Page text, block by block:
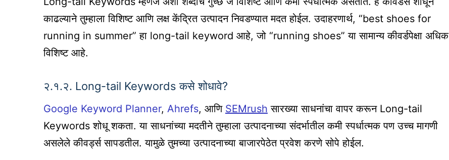
काढल्याने तुम्हाला विशिष्ट आणि लक्ष केंद्रित उत्पादन निवडण्यात मदत होईल. उदाहरणार्थ, “best shoes for
running in summer” हा long-tail keyword आहे, जो “running shoes” या सामान्य कीवर्डपेक्षा अधिक
विशिष्ट आहे.
२.१.२. Long-tail Keywords कसे शोधावे?
Google Keyword Planner, Ahrefs, आणि SEMrush सारख्या साधनांचा वापर करून Long-tail
Keywords शोधू शकता. या साधनांच्या मदतीने तुम्हाला उत्पादनाच्या संदर्भातील कमी स्पर्धात्मक पण उच्च मागणी
असलेले कीवर्ड्स सापडतील. यामुळे तुमच्या उत्पादनाच्या बाजारपेठेत प्रवेश करणे सोपे होईल.